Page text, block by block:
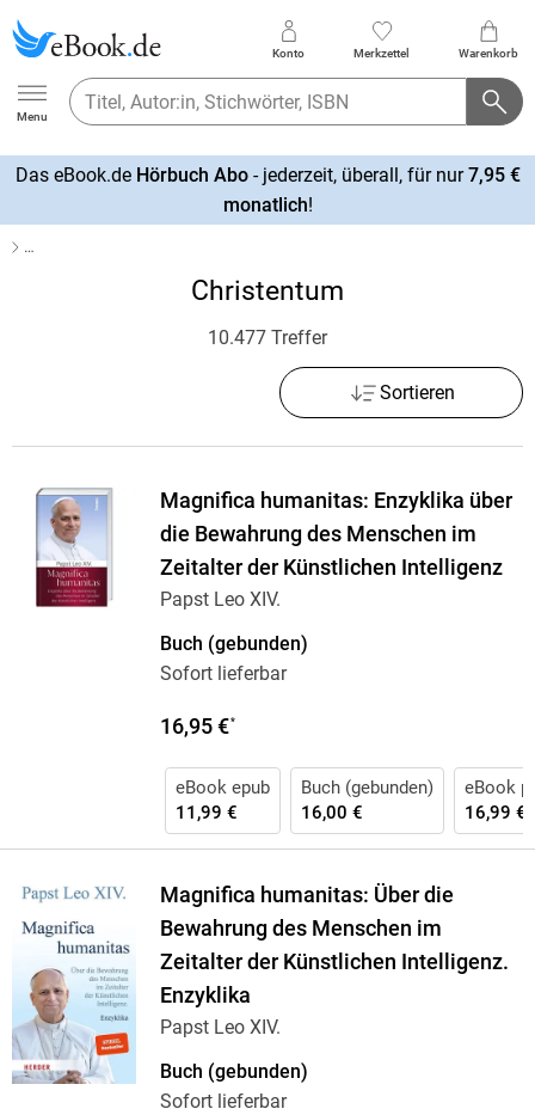
Ebook.de
Menu
Konto Merkzettel Warenkorb
Das eBook.de Hörbuch Abo- jederzeit, überall, für nur7,95 €
monatlich!
…
Christentum
10.477 Treffer
Sortieren
Magnifica humanitas: Enzyklika über
die Bewahrung des Menschen im
Zeitalter der Künstlichen Intelligenz
Papst Leo XIV.
Buch (gebunden)
Sofort lieferbar
16,95 €*
eBook epub
11,99 €
Buch (gebunden)
16,00 €
eBook
16,99 €
Magnifica humanitas: Über die
Bewahrung des Menschen im
Zeitalter der Künstlichen Intelligenz.
Enzyklika
Papst Leo XIV.
Buch (gebunden)
Sofort lieferbar